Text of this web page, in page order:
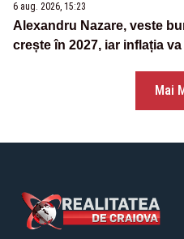
6 aug. 2026, 15:23
Alexandru Nazare, veste
crește în 2027, iar inflația
Mai